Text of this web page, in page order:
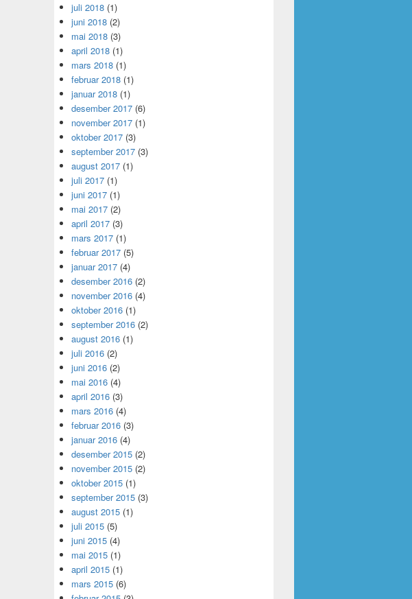
juli 2018 (1)
juni 2018 (2)
mai 2018 (3)
april 2018 (1)
mars 2018 (1)
februar 2018 (1)
januar 2018 (1)
desember 2017 (6)
november 2017 (1)
oktober 2017 (3)
september 2017 (3)
august 2017 (1)
juli 2017 (1)
juni 2017 (1)
mai 2017 (2)
april 2017 (3)
mars 2017 (1)
februar 2017 (5)
januar 2017 (4)
desember 2016 (2)
november 2016 (4)
oktober 2016 (1)
september 2016 (2)
august 2016 (1)
juli 2016 (2)
juni 2016 (2)
mai 2016 (4)
april 2016 (3)
mars 2016 (4)
februar 2016 (3)
januar 2016 (4)
desember 2015 (2)
november 2015 (2)
oktober 2015 (1)
september 2015 (3)
august 2015 (1)
juli 2015 (5)
juni 2015 (4)
mai 2015 (1)
april 2015 (1)
mars 2015 (6)